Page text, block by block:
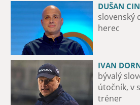
DUŠAN
slovenský
herec
IVAN
bývalý
útočník, v
tréner
PAĽO
spevák a
Metalinda
MAXIME
útočník
Bratislava